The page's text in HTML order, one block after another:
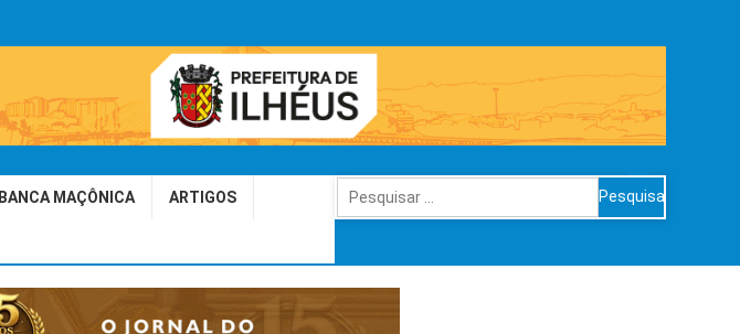
BANCA MAÇÔNICA ARTIGOS
Pesquisar
por: